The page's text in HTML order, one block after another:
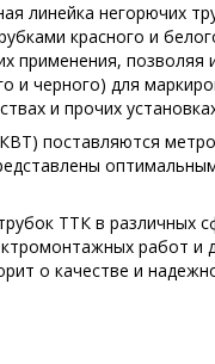
линейка негорючих
красного и
применения, позволяя
и черного) для
и прочих
поставляются
ТТК в различных
работ и
о качестве и